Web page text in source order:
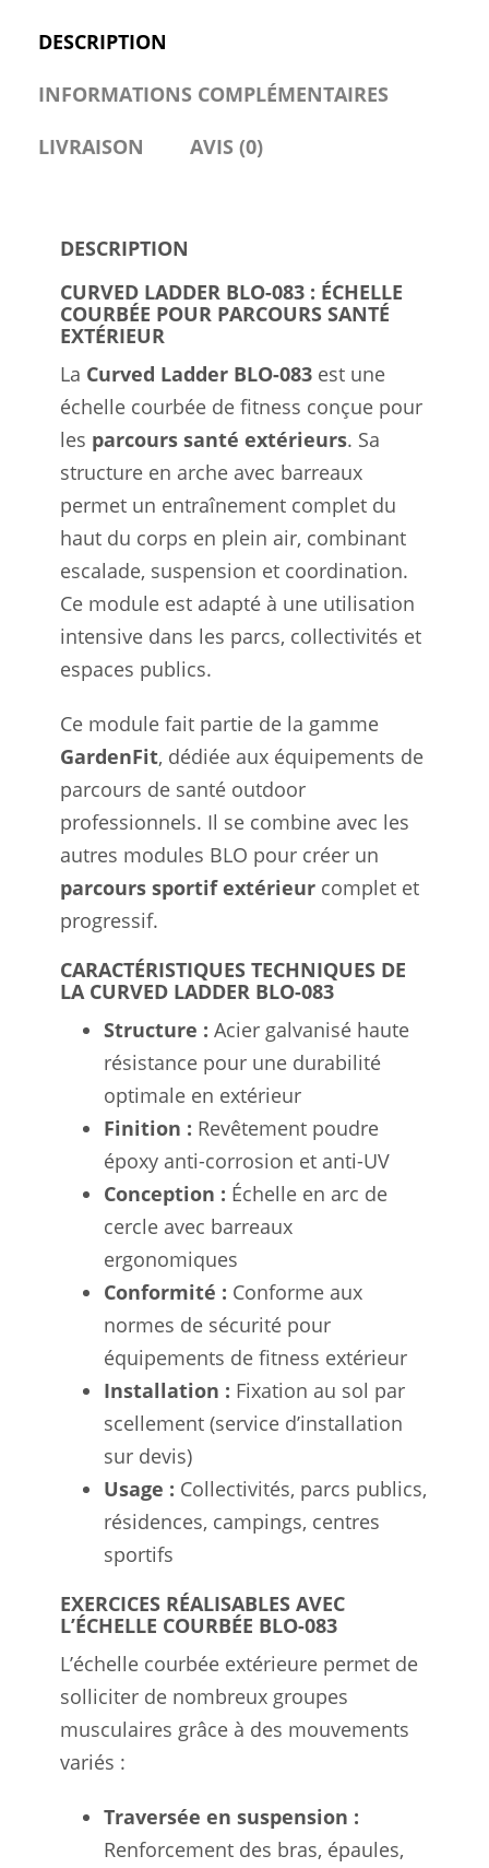
DESCRIPTION
INFORMATIONS COMPLÉMENTAIRES
LIVRAISON
AVIS (0)
DESCRIPTION
CURVED LADDER BLO-083 : ÉCHELLE
COURBÉE POUR PARCOURS SANTÉ
EXTÉRIEUR
La Curved Ladder BLO-083 est une
échelle courbée de fitness conçue pour
les parcours santé extérieurs. Sa
structure en arche avec barreaux
permet un entraînement complet du
haut du corps en plein air, combinant
escalade, suspension et coordination.
Ce module est adapté à une utilisation
intensive dans les parcs, collectivités et
espaces publics.
Ce module fait partie de la gamme
GardenFit, dédiée aux équipements de
parcours de santé outdoor
professionnels. Il se combine avec les
autres modules BLO pour créer un
parcours sportif extérieur complet et
progressif.
CARACTÉRISTIQUES TECHNIQUES DE
LA CURVED LADDER BLO-083
Structure : Acier galvanisé haute
résistance pour une durabilité
optimale en extérieur
Finition : Revêtement poudre
époxy anti-corrosion et anti-UV
Conception : Échelle en arc de
cercle avec barreaux
ergonomiques
Conformité : Conforme aux
normes de sécurité pour
équipements de fitness extérieur
Installation : Fixation au sol par
scellement (service d’installation
sur devis)
Usage : Collectivités, parcs publics,
résidences, campings, centres
sportifs
EXERCICES RÉALISABLES AVEC
L’ÉCHELLE COURBÉE BLO-083
L’échelle courbée extérieure permet de
solliciter de nombreux groupes
musculaires grâce à des mouvements
variés :
Traversée en suspension :
Renforcement des bras, épaules,